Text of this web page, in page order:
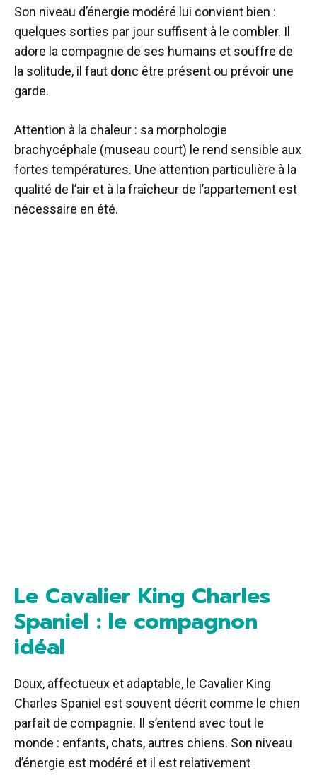
Son niveau d’énergie modéré lui convient bien :
quelques sorties par jour suffisent à le combler. Il
adore la compagnie de ses humains et souffre de
la solitude, il faut donc être présent ou prévoir une
garde.
Attention à la chaleur : sa morphologie
brachycéphale (museau court) le rend sensible aux
fortes températures. Une attention particulière à la
qualité de l’air et à la fraîcheur de l’appartement est
nécessaire en été.
Le Cavalier King Charles
Spaniel : le compagnon
idéal
Doux, affectueux et adaptable, le Cavalier King
Charles Spaniel est souvent décrit comme le chien
parfait de compagnie. Il s’entend avec tout le
monde : enfants, chats, autres chiens. Son niveau
d’énergie est modéré et il est relativement